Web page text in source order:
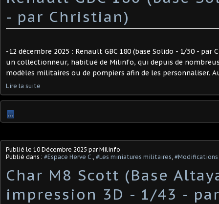
- par Christian) ​
-12 décembre 2025 : Renault GBC 180 (base Solido - 1/50 - par
un collectionneur, habitué de Milinfo, qui depuis de
modèles militaires ou de pompiers afin de les personnaliser.
Lire la suite
…
Publié le 10 Décembre 2025 par Milinfo
Publié dans : #Espace Herve C., #Les miniatures militaires,
​Char M8 Scott (Base
impression 3D - 1/43 -